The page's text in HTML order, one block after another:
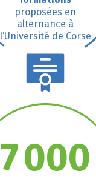
proposées en
alternance à
l’Université de Corse
7 000